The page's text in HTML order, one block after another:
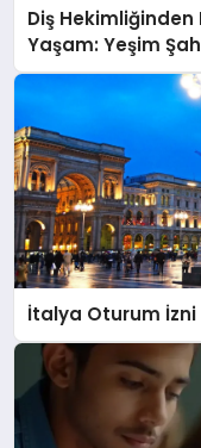
Diş
Yaşam: Yeşim
İtalya Oturum İzni